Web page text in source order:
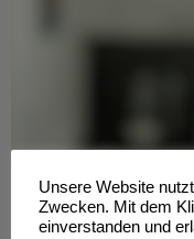
Unsere Website
Zwecken. Mit dem
einverstanden und